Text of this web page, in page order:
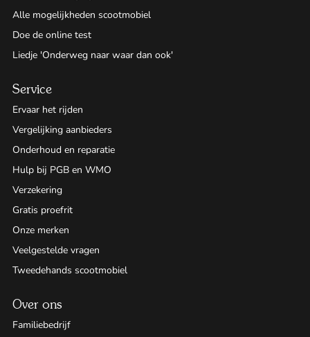
Alle mogelijkheden scootmobiel
Doe de online test
Liedje 'Onderweg naar waar dan ook'
Service
Ervaar het rijden
Vergelijking aanbieders
Onderhoud en reparatie
Hulp bij PGB en WMO
Verzekering
Gratis proefrit
Onze merken
Veelgestelde vragen
Tweedehands scootmobiel
Over ons
Familiebedrijf